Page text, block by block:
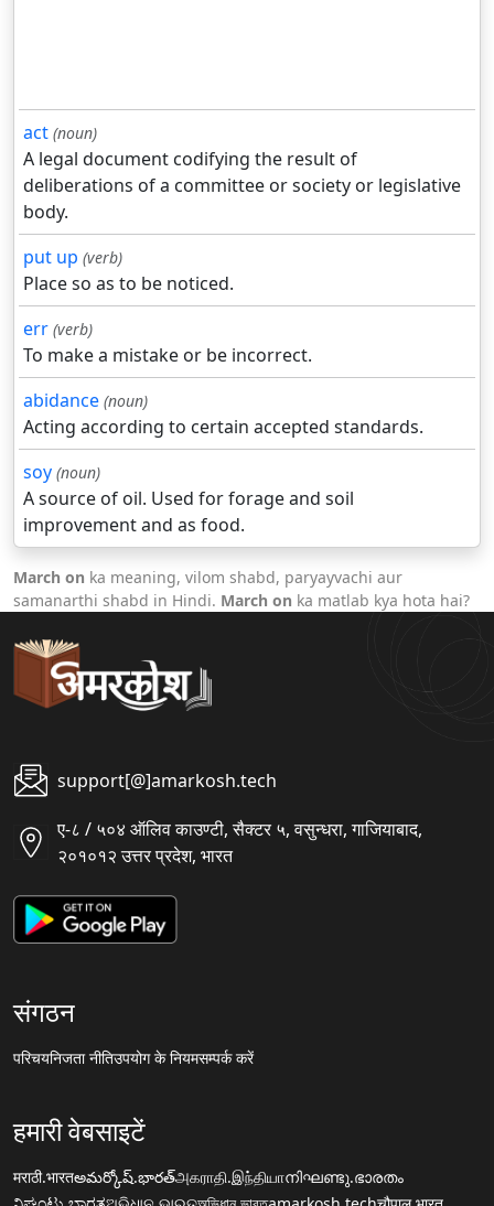
act (noun)
A legal document codifying the result of
deliberations of a committee or society or legislative
body.
put up (verb)
Place so as to be noticed.
err (verb)
To make a mistake or be incorrect.
abidance (noun)
Acting according to certain accepted standards.
soy (noun)
A source of oil. Used for forage and soil
improvement and as food.
March on ka meaning, vilom shabd, paryayvachi aur
samanarthi shabd in Hindi. March on ka matlab kya hota hai?
support[@]amarkosh.tech
ए-८ / ५०४ ऑलिव काउण्टी, सैक्टर ५, वसुन्धरा, गाजियाबाद,
२०१०१२ उत्तर प्रदेश, भारत
संगठन
परिचयनिजता नीतिउपयोग के नियमसम्पर्क करें
हमारी वेबसाइटें
मराठी.भारतఅమర్కోష్.భారత్அகராதி.இந்தியாനിഘണ്ടു.ഭാരതം